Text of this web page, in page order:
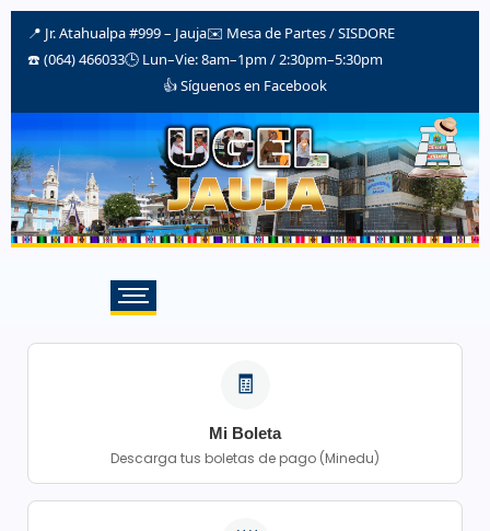
📍 Jr. Atahualpa #999 – Jauja✉️ Mesa de Partes / SISDORE
☎️ (064) 466033🕒 Lun–Vie: 8am–1pm / 2:30pm–5:30pm
👍 Síguenos en Facebook
🧾
Mi Boleta
Descarga tus boletas de pago (Minedu)